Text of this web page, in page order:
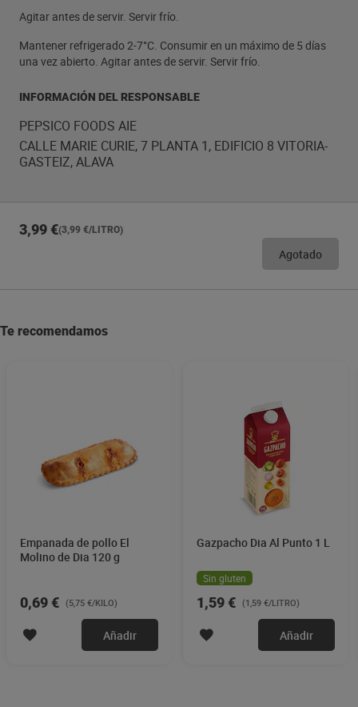
Agitar antes de servir. Servir frío.
Mantener refrigerado 2-7°C. Consumir en un máximo de 5 días
una vez abierto. Agitar antes de servir. Servir frío.
INFORMACIÓN DEL RESPONSABLE
PEPSICO FOODS AIE
CALLE MARIE CURIE, 7 PLANTA 1, EDIFICIO 8 VITORIA-
GASTEIZ, ALAVA
3,99 €(3,99 €/LITRO)
Agotado
Te recomendamos
Empanada de pollo El
Molino de Dia 120 g
0,69 € (5,75 €/KILO)
Añadir
Gazpacho Dia Al Punto 1 L
Sin gluten
1,59 € (1,59 €/LITRO)
Añadir